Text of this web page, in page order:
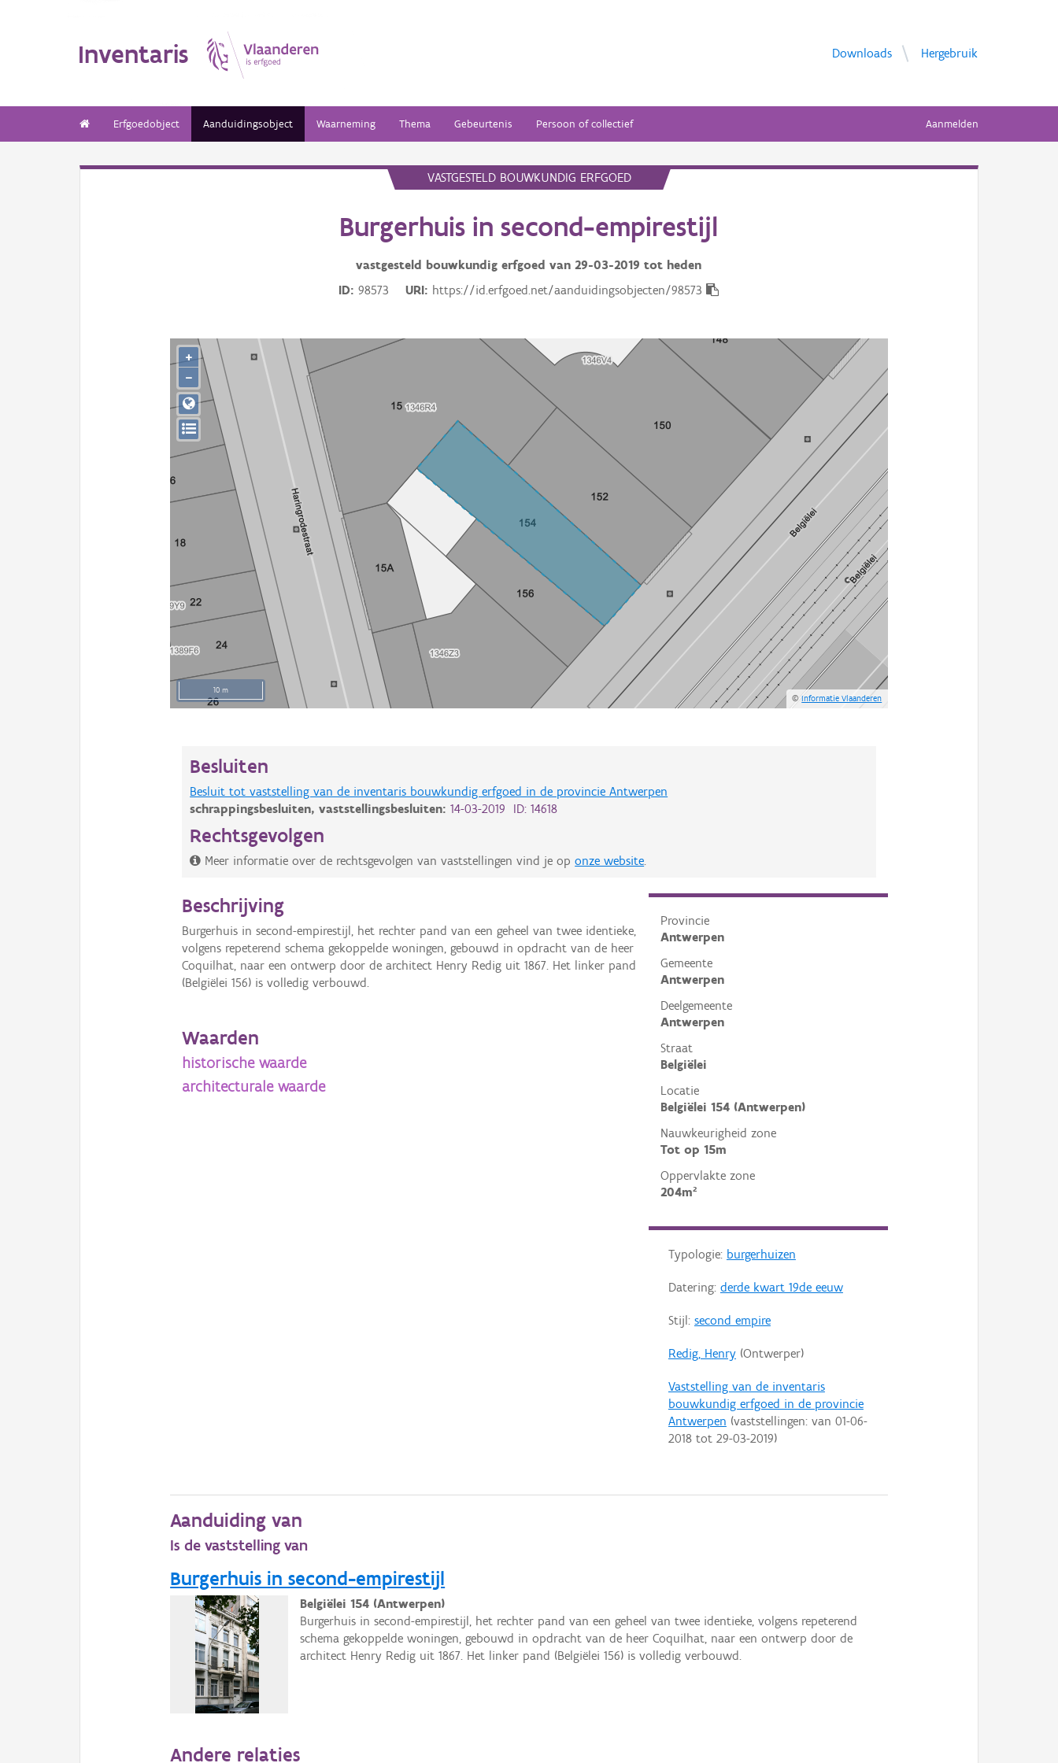
Inventaris Downloads Hergebruik
Erfgoedobject Aanduidingsobject Waarneming Thema Gebeurtenis Persoon of collectief Aanmelden
VASTGESTELD BOUWKUNDIG ERFGOED
Burgerhuis in second-empirestijl
vastgesteld bouwkundig erfgoed van29-03-2019 tot heden
ID
98573 URI https://id.erfgoed.net/aanduidingsobjecten/98573
10 m
©Informatie Vlaanderen
+
−
Besluiten
Besluit tot vaststelling van de inventaris bouwkundig erfgoed in de provincie Antwerpen
schrappingsbesluiten,vaststellingsbesluiten:14-03-2019 ID: 14618
Rechtsgevolgen
Meer informatie over de rechtsgevolgen van vaststellingen vind je oponze website.
Provincie
Antwerpen
Gemeente
Antwerpen
Deelgemeente
Antwerpen
Straat
Belgiëlei
Locatie
Belgiëlei 154 (Antwerpen)
Nauwkeurigheid zone
Tot op 15m
Oppervlakte zone
204m²
Typologie: burgerhuizen
Datering: derde kwart 19de eeuw
Stijl: second empire
Redig, Henry(Ontwerper)
Vaststelling van de inventaris
bouwkundig erfgoed in de provincie
Antwerpen (vaststellingen: van 01-06-
2018tot 29-03-2019)
Beschrijving
Burgerhuis in second-empirestijl, het rechter pand van een geheel van twee identieke,
volgens repeterend schema gekoppelde woningen, gebouwd in opdracht van de heer
Coquilhat, naar een ontwerp door de architect Henry Redig uit 1867. Het linker pand
(Belgiëlei 156) is volledig verbouwd.
Waarden
historische waarde
architecturale waarde
Aanduiding van
Is de vaststelling van
Burgerhuis in second-empirestijl
Belgiëlei 154 (Antwerpen)
Burgerhuis in second-empirestijl, het rechter pand van een geheel van twee identieke, volgens repeterend
schema gekoppelde woningen, gebouwd in opdracht van de heer Coquilhat, naar een ontwerp door de
architect Henry Redig uit 1867. Het linker pand (Belgiëlei 156) is volledig verbouwd.
Andere relaties